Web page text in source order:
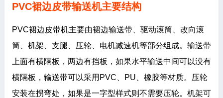
PVC裙边皮带输送机主要结构
PVC裙边皮带机主要由裙边输送带、驱动滚筒、改向滚
筒、机架、支腿、压轮、电机减速机等部分组成。输送带
上面有横隔板，两边有挡板，如果水平输送中间可以没有
横隔板，输送带可以采用PVC、PU、橡胶等材质。压轮
安装在拐弯处，如果是一字型样式则不需要压轮。机架可